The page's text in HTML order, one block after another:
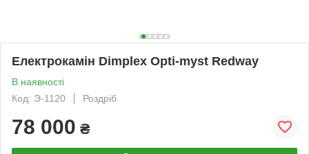
Електрокамін Dimplex Opti-myst Redway
В наявності
Код: Э-1120
Роздріб
78 000 ₴